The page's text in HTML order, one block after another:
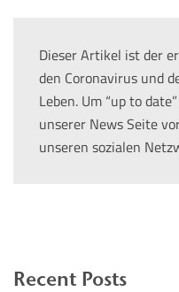
Dieser Artikel ist der
den Coronavirus und
Leben. Um “up to
unserer News Seite
unseren sozialen
Recent Posts